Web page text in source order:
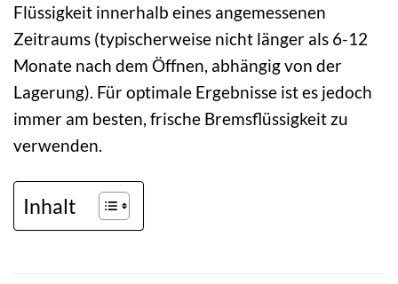
Flüssigkeit innerhalb eines angemessenen
Zeitraums (typischerweise nicht länger als 6-12
Monate nach dem Öffnen, abhängig von der
Lagerung). Für optimale Ergebnisse ist es jedoch
immer am besten, frische Bremsflüssigkeit zu
verwenden.
Inhalt